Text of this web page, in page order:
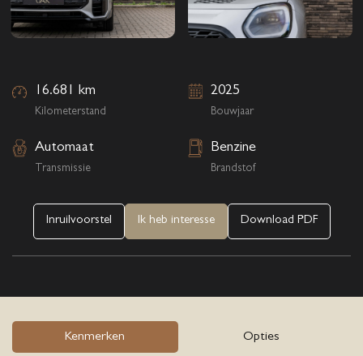
16.681 km
Kilometerstand
2025
Bouwjaar
Automaat
Transmissie
Benzine
Brandstof
Inruilvoorstel Ik heb interesse Download PDF
Kenmerken Opties